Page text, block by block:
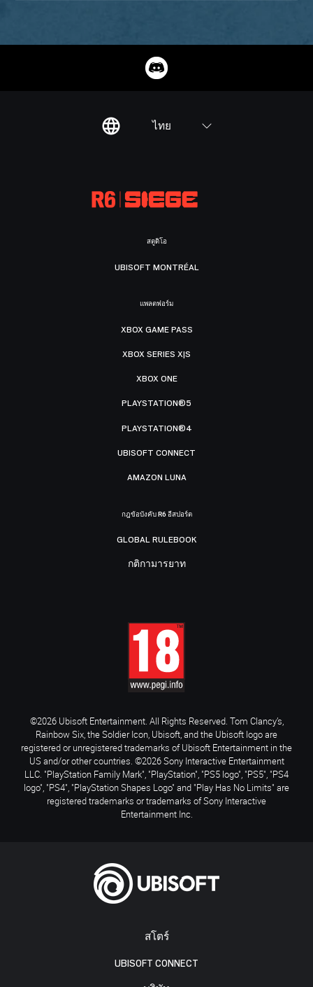
ไทย
สโตร์
UBISOFT CONNECT
สตูดิโอ
UBISOFT MONTRÉAL
แพลตฟอร์ม
XBOX GAME PASS
XBOX SERIES X|S
XBOX ONE
PLAYSTATION®5
PLAYSTATION®4
UBISOFT CONNECT
AMAZON LUNA
กฎข้อบังคับ R6 อีสปอร์ต
GLOBAL RULEBOOK
กติกามารยาท
©2026 Ubisoft Entertainment. All Rights Reserved. Tom Clancy’s,
Rainbow Six, the Soldier Icon, Ubisoft, and the Ubisoft logo are
registered or unregistered trademarks of Ubisoft Entertainment in the
US and/or other countries. ©2026 Sony Interactive Entertainment
LLC. "PlayStation Family Mark", "PlayStation", "PS5 logo", "PS5", "PS4
logo", "PS4", "PlayStation Shapes Logo" and "Play Has No Limits" are
registered trademarks or trademarks of Sony Interactive
Entertainment Inc.